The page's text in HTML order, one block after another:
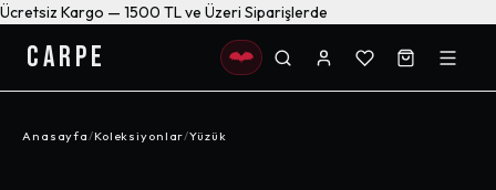
Ücretsiz Kargo — 1500 TL ve Üzeri Siparişlerde
CARPE
Anasayfa/Koleksiyonlar/Yüzük